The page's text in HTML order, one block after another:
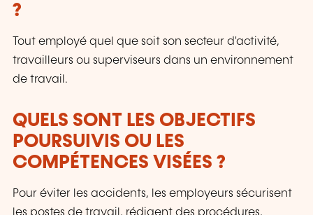
?
Tout employé quel que soit son secteur d'activité,
travailleurs ou superviseurs dans un environnement
de travail.
QUELS SONT LES OBJECTIFS
POURSUIVIS OU LES
COMPÉTENCES VISÉES ?
Pour éviter les accidents, les employeurs sécurisent